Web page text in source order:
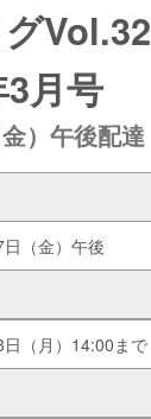
Vol.32
月号
）午後配達
（金）午後
（月）14:00まで